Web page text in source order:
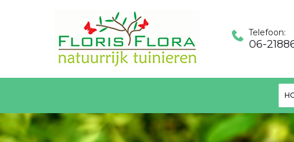
Telefoon:
06-